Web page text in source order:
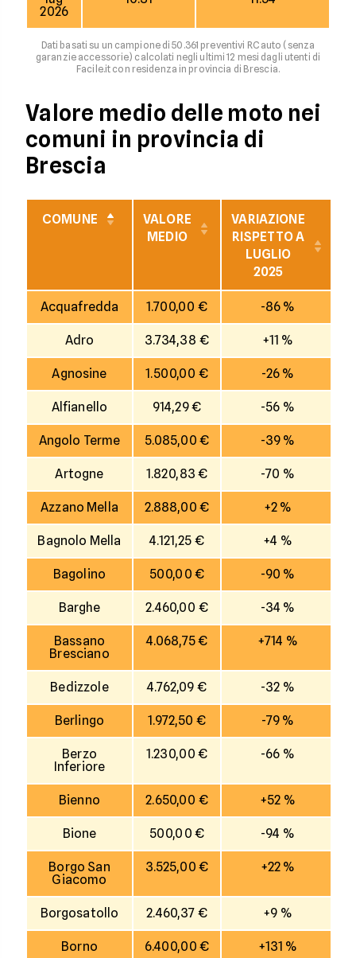
2026
Dati basati su un campione di 50.361 preventivi RC auto (senza
garanzie accessorie) calcolati negli ultimi 12 mesi dagli utenti di
Facile.it con residenza in provincia di Brescia.
Valore medio delle moto nei
comuni in provincia di
Brescia
COMUNE
VALORE
MEDIO
VARIAZIONE
RISPETTO A
LUGLIO
2025
Acquafredda 1.700,00 € -86 %
Adro 3.734,38 € +11 %
Agnosine 1.500,00 € -26 %
Alfianello 914,29 € -56 %
Angolo Terme 5.085,00 € -39 %
Artogne 1.820,83 € -70 %
Azzano Mella 2.888,00 € +2 %
Bagnolo Mella 4.121,25 € +4 %
Bagolino 500,00 € -90 %
Barghe 2.460,00 € -34 %
Bassano
Bresciano
4.068,75 € +714 %
Bedizzole 4.762,09 € -32 %
Berlingo 1.972,50 € -79 %
Berzo
Inferiore
1.230,00 € -66 %
Bienno 2.650,00 € +52 %
Bione 500,00 € -94 %
Borgo San
Giacomo
3.525,00 € +22 %
Borgosatollo 2.460,37 € +9 %
Borno 6.400,00 € +131 %